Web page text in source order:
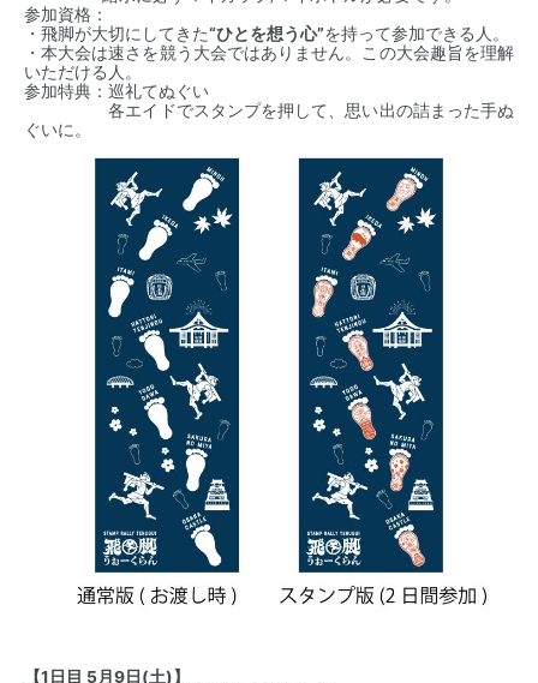
参加資格：
・飛脚が大切にしてきた“ひとを想う心”を持って参加できる人。
・本大会は速さを競う大会ではありません。この大会趣旨を理解
いただける人。
参加特典：巡礼てぬぐい
各エイドでスタンプを押して、思い出の詰まった手ぬ
ぐいに。
【1日目 5月9日(土)】